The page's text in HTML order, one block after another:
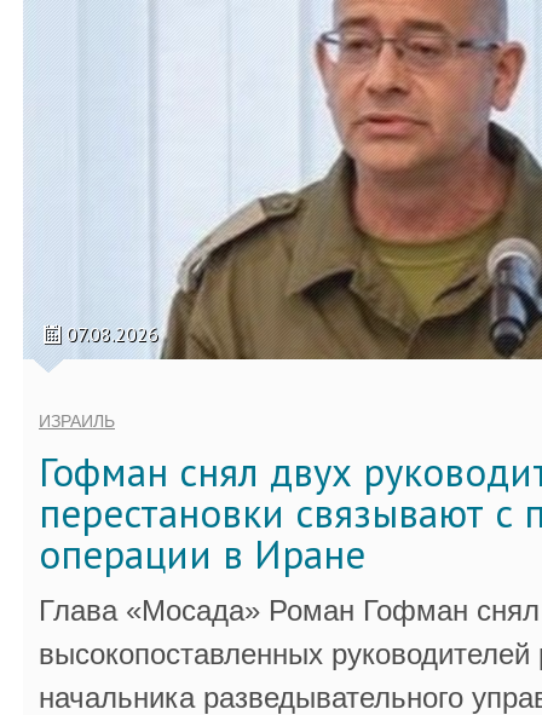
07.08.2026
ИЗРАИЛЬ
Гофман снял двух
перестановки связывают с
операции в Иране
Глава «Мосада» Роман Гофман снял
высокопоставленных
начальника разведывательного